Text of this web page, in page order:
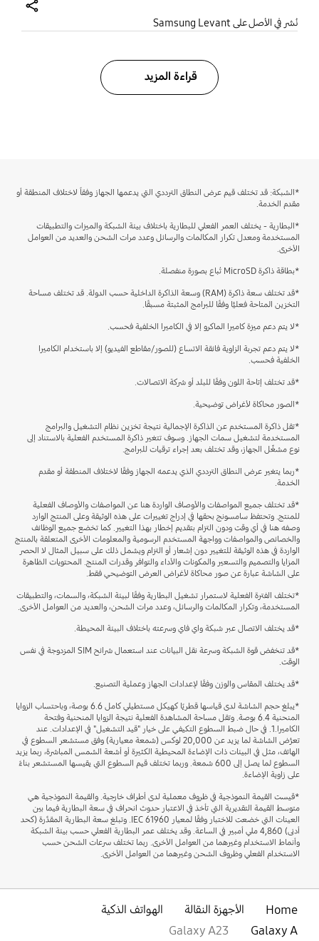
نُشر في الأصل على Samsung Levant
قراءة المزيد
*الشبكة: قد تختلف قيم عرض النطاق الترددي التي يدعمها الجهاز وفقاً لاختلاف المنطقة أو
مقدم الخدمة.
*البطارية - يختلف العمر الفعلي للبطارية باختلاف بيئة الشبكة والميزات والتطبيقات
المستخدمة ومعدل تكرار المكالمات والرسائل وعدد مرات الشحن والعديد من العوامل
الأخرى.
*بطاقة ذاكرة MicroSD تُباع بصورة منفصلة.
*قد تختلف سعة ذاكرة (RAM) وسعة الذاكرة الداخلية حسب الدولة. قد تختلف مساحة
التخزين المتاحة فعليًّا وفقًا للبرامج المثبتة مسبقًا.
*لا يتم دعم ميزة كاميرا الماكرو إلا في الكاميرا الخلفية فحسب.
*لا يتم دعم تجربة الزاوية فائقة الاتساع (للصور/مقاطع الفيديو) إلا باستخدام الكاميرا
الخلفية فحسب.
*قد تختلف إتاحة اللون وفقًا للبلد أو شركة الاتصالات.
*الصور محاكاة لأغراض توضيحية.
*تقل ذاكرة المستخدم عن الذاكرة الإجمالية نتيجة تخزين نظام التشغيل والبرامج
المستخدمة لتشغيل سمات الجهاز. وسوف تتغير ذاكرة المستخدم الفعلية بالاستناد إلى
نوع مشغِّل الجهاز، وقد تختلف بعد إجراء ترقيات للبرامج.
*ربما يتغير عرض النطاق الترددي الذي يدعمه الجهاز وفقًا لاختلاف المنطقة أو مقدم
الخدمة.
*قد تختلف جميع المواصفات والأوصاف الواردة هنا عن المواصفات والأوصاف الفعلية
للمنتج. وتحتفظ سامسونج بحقها في إدراج تغييرات على هذه الوثيقة وعلى المنتج الوارد
وصفه هنا في أي وقت ودون التزام بتقديم إخطار بهذا التغيير. كما تخضع جميع الوظائف
والخصائص والمواصفات وواجهة المستخدم الرسومية والمعلومات الأخرى المتعلقة بالمنتج
الواردة في هذه الوثيقة للتغيير دون إشعار أو التزام ويشمل ذلك على سبيل المثال لا الحصر
المزايا والتصميم والتسعير والمكونات والأداء والتوافر وقدرات المنتج. المحتويات الظاهرة
على الشاشة عبارة عن صور محاكاة لأغراض العرض التوضيحي فقط.
*تختلف الفترة الفعلية لاستمرار تشغيل البطارية وفقًا لبيئة الشبكة، والسمات، والتطبيقات
المستخدمة، وتكرار المكالمات والرسائل، وعدد مرات الشحن، والعديد من العوامل الأخرى.
*قد يختلف الاتصال عبر شبكة واي فاي وسرعته باختلاف البيئة المحيطة.
*قد تنخفض قوة الشبكة وسرعة نقل البيانات عند استعمال شرائح SIM المزدوجة في نفس
الوقت.
*قد يختلف المقاس والوزن وفقًا لإعدادات الجهاز وعملية التصنيع.
*يبلغ حجم الشاشة لدى قياسها قطريًا كهيكل مستطيلي كامل 6.6 بوصة، وباحتساب الزوايا
المنحنية 6.4 بوصة. وتقل مساحة المشاهدة الفعلية نتيجة الزوايا المنحنية وفتحة
الكاميرا.1. في حال ضبط السطوع التكيفي على خيار "قيد التشغيل" في الإعدادات. عند
تعرُّض الشاشة لما يزيد عن 20,000 لوكس (شمعة معيارية) وفق مستشعر السطوع في
الهاتف، مثل في البيئات ذات الإضاءة المحيطية الكثيرة أو أشعة الشمس المباشرة، ربما يزيد
السطوع لما يصل إلى 600 شمعة. وربما تختلف قيم السطوع التي يقيسها المستشعر بناءً
على زاوية الإضاءة.
*قيست القيمة النموذجية في ظروف معملية لدى أطراف خارجية. والقيمة النموذجية هي
متوسط القيمة التقديرية التي تأخذ في الاعتبار حدوث انحراف في سعة البطارية فيما بين
العينات التي خضعت للاختبار وفقًا لمعيار IEC 61960. وتبلغ سعة البطارية المقدَّرة (كحد
أدنى) 4,860 ملي أمبير في الساعة. وقد يختلف عمر البطارية الفعلي حسب بيئة الشبكة
وأنماط الاستخدام وغيرهما من العوامل الأخرى. ربما تختلف سرعات الشحن حسب
الاستخدام الفعلي وظروف الشحن وغيرهما من العوامل الأخرى.
Home الأجهزة النقالة
الهواتف الذكية
Galaxy A
Galaxy A23